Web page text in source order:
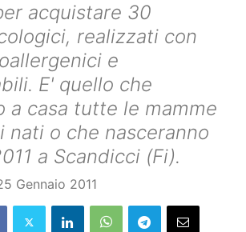
acquistare 30
realizzati con
e
E' quello che
a casa tutte le mamme
nati o che nasceranno
a Scandicci (Fi).
Gennaio 2011